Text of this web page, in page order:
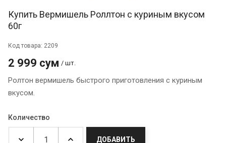
Купить Вермишель Роллтон с куриным вкусом
60г
Код товара: 2209
2 999 сум / шт.
Ролтон вермишель быстрого приготовления с куриным
вкусом.
Количество
ДОБАВИТЬ